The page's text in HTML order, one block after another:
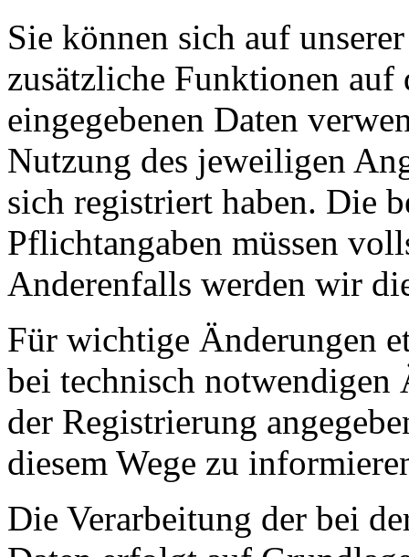
Sie können sich auf
zusätzliche Funktionen auf
eingegebenen Daten
Nutzung des jeweiligen
sich registriert haben. Die
Pflichtangaben müssen
Anderenfalls werden wir
Für wichtige Änderungen
bei technisch
der Registrierung
diesem Wege zu
Die Verarbeitung der bei